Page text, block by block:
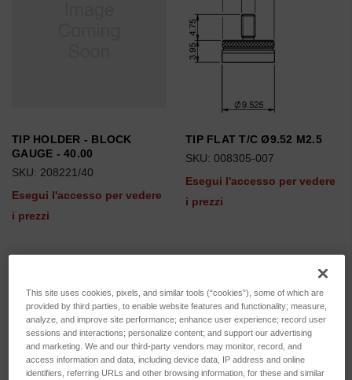
TIP HOLDER - BLOCK
GAUGE - 40.00
SKU: 208221/40
Esegui l'accesso per vedere
i prezzi
TIP FLAT T/C Ø9.52 M2.5
SKU: 008305-007
Esegui l'accesso per vedere
i prezzi
This site uses cookies, pixels, and similar tools (“cookies”), some of which are
provided by third parties, to enable website features and functionality; measure,
analyze, and improve site performance; enhance user experience; record user
sessions and interactions; personalize content; and support our advertising
and marketing. We and our third-party vendors may monitor, record, and
access information and data, including device data, IP address and online
identifiers, referring URLs and other browsing information, for these and similar